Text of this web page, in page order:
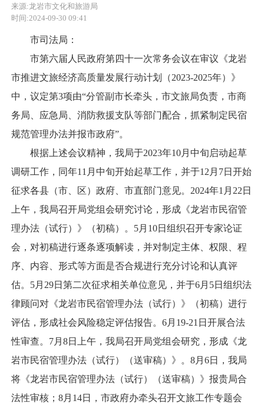
来源:龙岩市文化和旅游局
时间:2024-09-30 09:41
市司法局：
市第六届人民政府第四十一次常务会议在审议《龙岩
市推进文旅经济高质量发展行动计划（2023-2025年）》
中，议定第3项由“分管副市长牵头，市文旅局负责，市商
务局、应急局、消防救援支队等部门配合，抓紧制定民宿
规范管理办法并报市政府”。
根据上述会议精神，我局于2023年10月中旬启动起草
调研工作，同年11月中旬开始起草工作，并于12月7日开始
征求各县（市、区）政府、市直部门意见。2024年1月22日
上午，我局召开局党组会研究讨论，形成《龙岩市民宿管
理办法（试行）》（初稿）。5月10日组织召开专家论证
会，对初稿进行逐条逐项解读，并对制定主体、权限、程
序、内容、形式等方面是否合规进行充分讨论和认真评
估。5月29日第二次征求相关单位意见，并于6月5日组织法
律顾问对《龙岩市民宿管理办法（试行）》（初稿）进行
评估，形成社会风险稳定评估报告。6月19-21日开展合法
性审查。7月8日上午，我局召开局党组会研究，形成《龙
岩市民宿管理办法（试行）（送审稿）》。8月6日，我局
将《龙岩市民宿管理办法（试行）（送审稿）》报贵局合
法性审核；8月14日，市政府办牵头召开文旅工作专题会